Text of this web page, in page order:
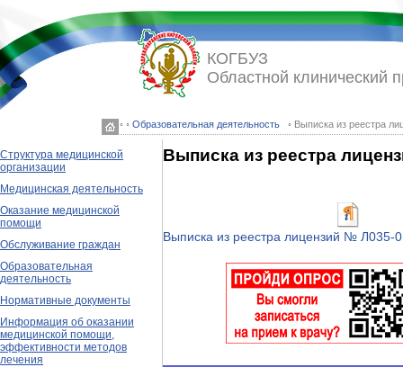
◦ ◦ Образовательная деятельность ◦ Выписка из реестра
КОГБУЗ
Областной клинический
Структура медицинской
организации
Медицинская деятельность
Оказание медицинской
помощи
Обслуживание граждан
Образовательная
деятельность
Нормативные документы
Информация об оказании
медицинской помощи,
эффективности методов
лечения
Выписка из реестра
Выписка из реестра лицензий № Л035-